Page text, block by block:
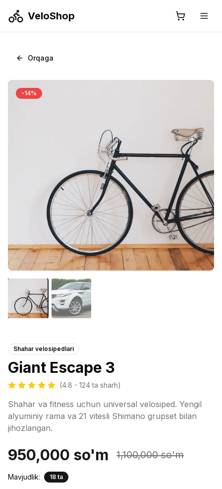
VeloShop
Orqaga
-14%
Shahar velosipedlari
Giant Escape 3
(4.8 - 124 ta sharh)
Shahar va fitness uchun universal velosiped. Yengil
alyuminiy rama va 21 vitesli Shimano grupset bilan
jihozlangan.
950,000 so'm 1,100,000so'm
Mavjudlik: 18 ta